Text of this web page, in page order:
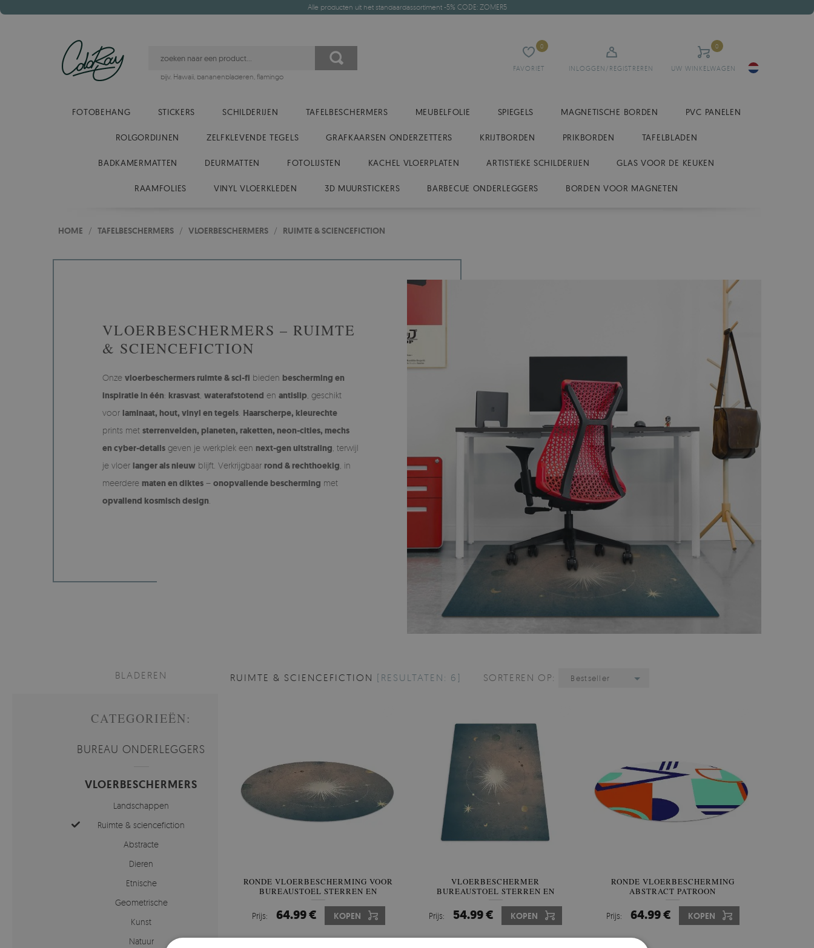
Alle producten uit het standaardassortiment -5% CODE: ZOMER5
FAVORIET
0
INLOGGEN/REGISTREREN UW WINKELWAGEN
0
bijv. Hawaii, bananenbladeren, flamingo
FOTOBEHANG STICKERS SCHILDERIJEN TAFELBESCHERMERS MEUBELFOLIE SPIEGELS MAGNETISCHE BORDEN PVC PANELEN
ROLGORDIJNEN ZELFKLEVENDE TEGELS GRAFKAARSEN ONDERZETTERS KRIJTBORDEN PRIKBORDEN TAFELBLADEN
BADKAMERMATTEN DEURMATTEN FOTOLIJSTEN KACHEL VLOERPLATEN ARTISTIEKE SCHILDERIJEN GLAS VOOR DE KEUKEN
RAAMFOLIES VINYL VLOERKLEDEN 3D MUURSTICKERS BARBECUE ONDERLEGGERS BORDEN VOOR MAGNETEN
HOME / TAFELBESCHERMERS / VLOERBESCHERMERS / RUIMTE & SCIENCEFICTION
VLOERBESCHERMERS – RUIMTE
& SCIENCEFICTION
Onze vloerbeschermers ruimte & sci-fi bieden bescherming en
inspiratie in één: krasvast waterafstotend en antislip , geschikt
voor laminaat, hout, vinyl en tegels Haarscherpe, kleurechte
prints met sterrenvelden, planeten, raketten, neon-cities, mechs
en cyber-details geven je werkplek een next-gen uitstraling , terwijl
je vloer langer als nieuw blijft. Verkrijgbaar rond & rechthoekig , in
meerdere maten en diktes – onopvallende bescherming met
opvallend kosmisch design
BLADEREN
CATEGORIEËN:
BUREAU ONDERLEGGERS
VLOERBESCHERMERS
Landschappen
Ruimte & sciencefiction
Abstracte
Dieren
Etnische
Geometrische
Kunst
Natuur
RUIMTE & SCIENCEFICTION [RESULTATEN: 6] SORTEREN OP: Bestseller
RONDE VLOERBESCHERMING VOOR
BUREAUSTOEL STERREN EN
PLANETEN
Prijs: 64.99 € KOPEN
VLOERBESCHERMER
BUREAUSTOEL STERREN EN
PLANETEN
Prijs: 54.99 € KOPEN
RONDE VLOERBESCHERMING
ABSTRACT PATROON
Prijs: 64.99 € KOPEN